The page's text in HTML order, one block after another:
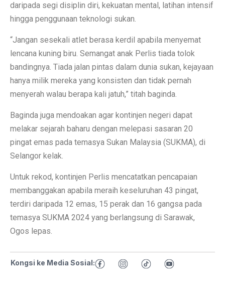
daripada segi disiplin diri, kekuatan mental, latihan intensif
hingga penggunaan teknologi sukan.
“Jangan sesekali atlet berasa kerdil apabila menyemat
lencana kuning biru. Semangat anak Perlis tiada tolok
bandingnya. Tiada jalan pintas dalam dunia sukan, kejayaan
hanya milik mereka yang konsisten dan tidak pernah
menyerah walau berapa kali jatuh,” titah baginda.
Baginda juga mendoakan agar kontinjen negeri dapat
melakar sejarah baharu dengan melepasi sasaran 20
pingat emas pada temasya Sukan Malaysia (SUKMA), di
Selangor kelak.
Untuk rekod, kontinjen Perlis mencatatkan pencapaian
membanggakan apabila meraih keseluruhan 43 pingat,
terdiri daripada 12 emas, 15 perak dan 16 gangsa pada
temasya SUKMA 2024 yang berlangsung di Sarawak,
Ogos lepas.
Kongsi ke Media Sosial: